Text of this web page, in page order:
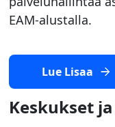
EAM-alustalla.
Lue Lisaa
Keskukset